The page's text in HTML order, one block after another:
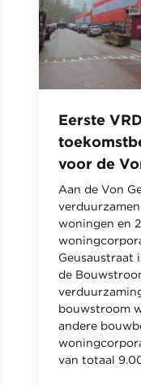
Eerste
voor de
Aan de Von
verduurzamen
woningen en
Geusaustraat
de
bouwstroom
andere
van totaal